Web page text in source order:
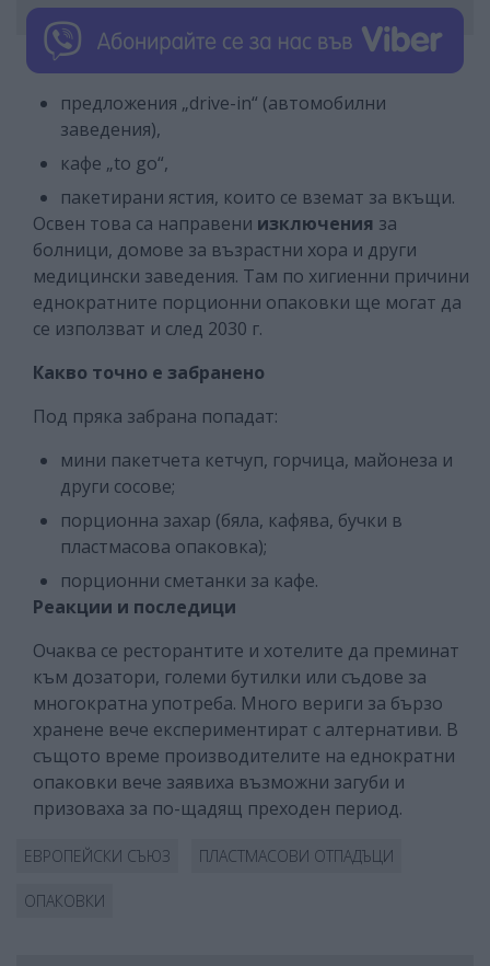
предложения „drive-in“ (автомобилни
заведения),
кафе „to go“,
пакетирани ястия, които се вземат за вкъщи.
Освен това са направени изключения за
болници, домове за възрастни хора и други
медицински заведения. Там по хигиенни причини
еднократните порционни опаковки ще могат да
се използват и след 2030 г.
Какво точно е забранено
Под пряка забрана попадат:
мини пакетчета кетчуп, горчица, майонеза и
други сосове;
порционна захар (бяла, кафява, бучки в
пластмасова опаковка);
порционни сметанки за кафе.
Реакции и последици
Очаква се ресторантите и хотелите да преминат
към дозатори, големи бутилки или съдове за
многократна употреба. Много вериги за бързо
хранене вече експериментират с алтернативи. В
същото време производителите на еднократни
опаковки вече заявиха възможни загуби и
призоваха за по-щадящ преходен период.
ЕВРОПЕЙСКИ СЪЮЗ ПЛАСТМАСОВИ ОТПАДЪЦИ
ОПАКОВКИ